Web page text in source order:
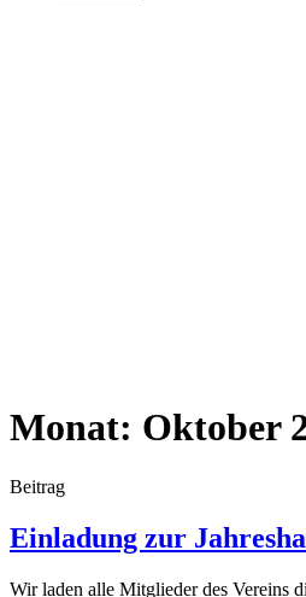
Monat: Oktober
Beitrag
Einladung zur
Wir laden alle Mitglieder des Vereins